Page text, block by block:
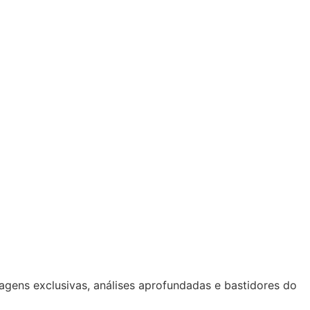
exclusivas, análises aprofundadas e bastidores do